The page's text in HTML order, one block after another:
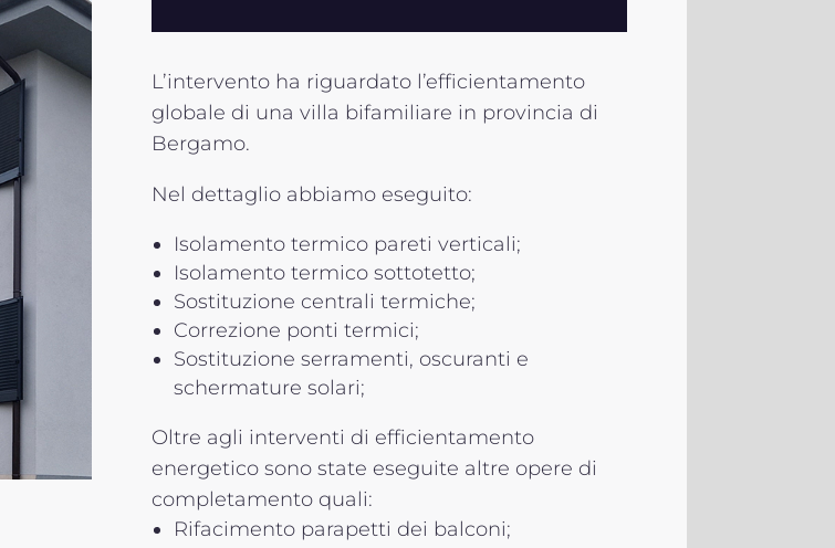
L’intervento ha riguardato l’efficientamento
globale di una villa bifamiliare in provincia di
Bergamo.
Nel dettaglio abbiamo eseguito:
Isolamento termico pareti verticali;
Isolamento termico sottotetto;
Sostituzione centrali termiche;
Correzione ponti termici;
Sostituzione serramenti, oscuranti e
schermature solari;
Oltre agli interventi di efficientamento
energetico sono state eseguite altre opere di
completamento quali:
Rifacimento parapetti dei balconi;